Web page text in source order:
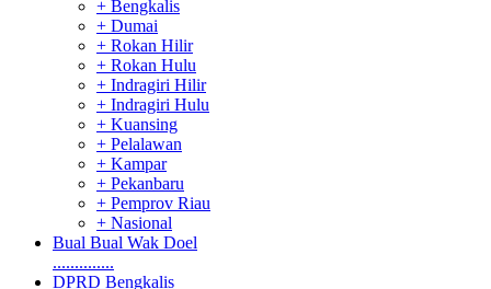
+ Bengkalis
+ Dumai
+ Rokan Hilir
+ Rokan Hulu
+ Indragiri Hilir
+ Indragiri Hulu
+ Kuansing
+ Pelalawan
+ Kampar
+ Pekanbaru
+ Pemprov Riau
+ Nasional
Bual Bual Wak Doel
..............
DPRD Bengkalis